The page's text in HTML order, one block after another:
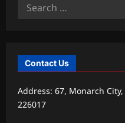
Search
Contact Us
Address: 67, Monarch
226017